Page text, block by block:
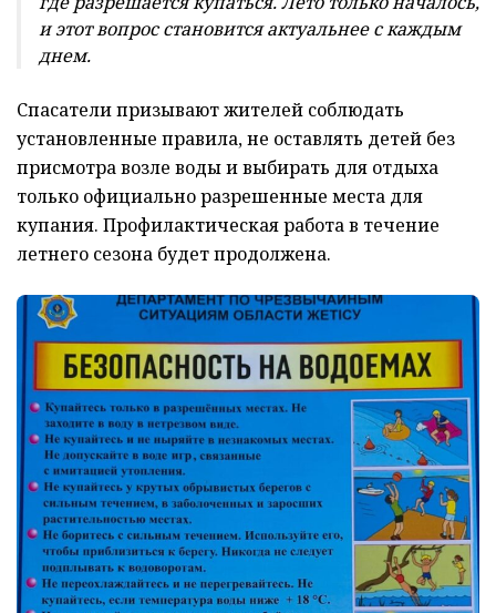
и этот вопрос становится актуальнее с каждым
днем.
Спасатели призывают жителей соблюдать
установленные правила, не оставлять детей без
присмотра возле воды и выбирать для отдыха
только официально разрешенные места для
купания. Профилактическая работа в течение
летнего сезона будет продолжена.